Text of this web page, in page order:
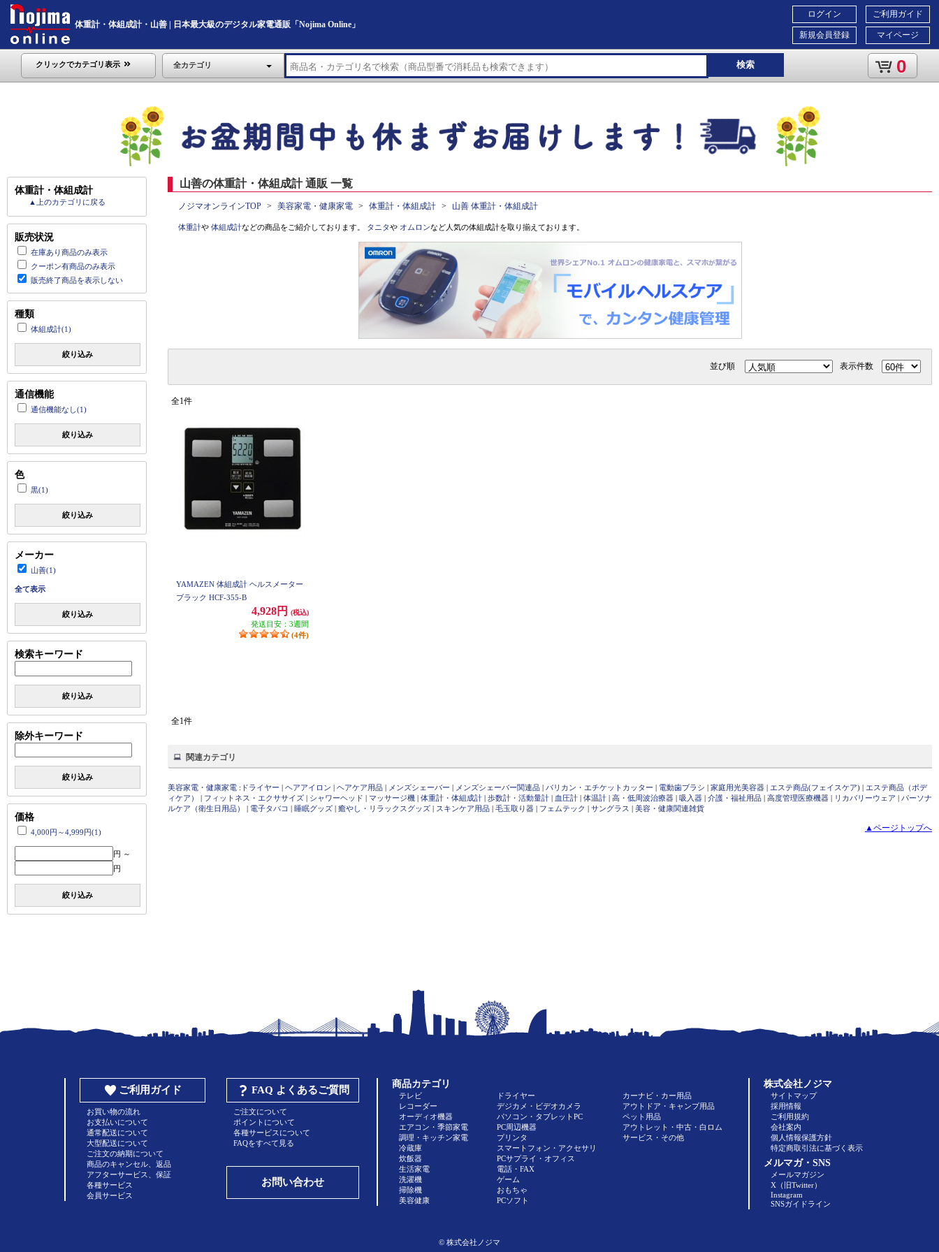
体重計・体組成計・山善 | 日本最大級のデジタル家電通販「Nojima Online」
ご利用ガイド
マイページ
ログイン
新規会員登録
クリックでカテゴリ表示 全カテゴリ 検索 0
体重計・体組成計
▲上のカテゴリに戻る
販売状況
在庫あり商品のみ表示
クーポン有商品のみ表示
販売終了商品を表示しない
種類
体組成計(1)
絞り込み
通信機能
通信機能なし(1)
絞り込み
色
黒(1)
絞り込み
メーカー
山善(1)
全て表示
絞り込み
検索キーワード
絞り込み
除外キーワード
絞り込み
価格
4,000円～4,999円(1)
円 ～
円
絞り込み
山善の体重計・体組成計 通販 一覧
ノジマオンラインTOP 美容家電・健康家電 体重計・体組成計 山善 体重計・体組成計
体重計や 体組成計などの商品をご紹介しております。 タニタや オムロンなど人気の体組成計を取り揃えております。
並び順 表示件数
全1件
YAMAZEN 体組成計 ヘルスメーター
ブラック HCF-355-B
4,928円 (税込)
発送目安：3週間
(4件)
全1件
関連カテゴリ
美容家電・健康家電 : ドライヤー | ヘアアイロン | ヘアケア用品 | メンズシェーバー | メンズシェーバー関連品 | バリカン・エチケットカッター | 電動歯ブラシ | 家庭用光美容器 | エステ商品(フェイスケア) | エステ商品（ボデ
ィケア）
| フィットネス・エクササイズ | シャワーヘッド | マッサージ機 | 体重計・体組成計 | 歩数計・活動量計 | 血圧計 | 体温計 | 高・低周波治療器 | 吸入器 | 介護・福祉用品 | 高度管理医療機器 | リカバリーウェア | パーソナ
ルケア（衛生日用品）
| 電子タバコ | 睡眠グッズ | 癒やし・リラックスグッズ | スキンケア用品 | 毛玉取り器 | フェムテック | サングラス | 美容・健康関連雑貨
▲ページトップへ
ご利用ガイド
お買い物の流れ
お支払いについて
通常配送について
大型配送について
ご注文の納期について
商品のキャンセル、返品
アフターサービス、保証
各種サービス
会員サービス
FAQ よくあるご質問
ご注文について
ポイントについて
各種サービスについて
FAQをすべて見る
お問い合わせ
商品カテゴリ
テレビ
レコーダー
オーディオ機器
エアコン・季節家電
調理・キッチン家電
冷蔵庫
炊飯器
生活家電
洗濯機
掃除機
美容健康
ドライヤー
デジカメ・ビデオカメラ
パソコン・タブレットPC
PC周辺機器
プリンタ
スマートフォン・アクセサリ
PCサプライ・オフィス
電話・FAX
ゲーム
おもちゃ
PCソフト
カーナビ・カー用品
アウトドア・キャンプ用品
ペット用品
アウトレット・中古・白ロム
サービス・その他
株式会社ノジマ
サイトマップ
採用情報
ご利用規約
会社案内
個人情報保護方針
特定商取引法に基づく表示
メルマガ・SNS
メールマガジン
X（旧Twitter）
Instagram
SNSガイドライン
© 株式会社ノジマ